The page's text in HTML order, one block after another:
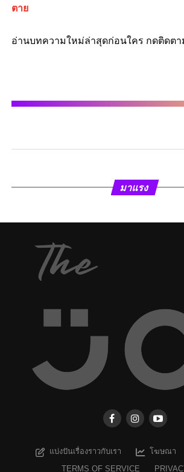
ตาย
อ่านบทความใหม่ล่าสุดก่อนใคร กดติดตาม
มาแรง
แบ่งปันเรื่องราวกับเรา โฆษณา
TERMS OF SERVICE